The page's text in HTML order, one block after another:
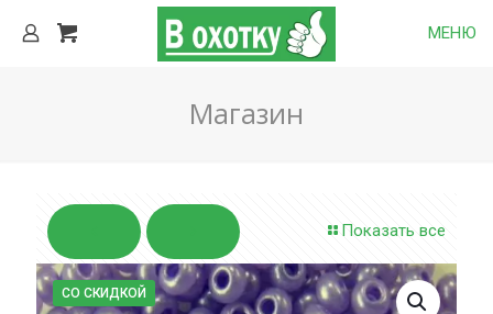
МЕНЮ
Магазин
Показать все
СО СКИДКОЙ